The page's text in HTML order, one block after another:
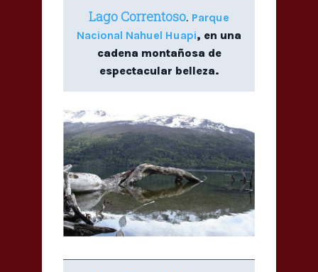
Lago Correntoso. Parque
Nacional Nahuel Huapi, en una
cadena montañosa de
espectacular belleza.